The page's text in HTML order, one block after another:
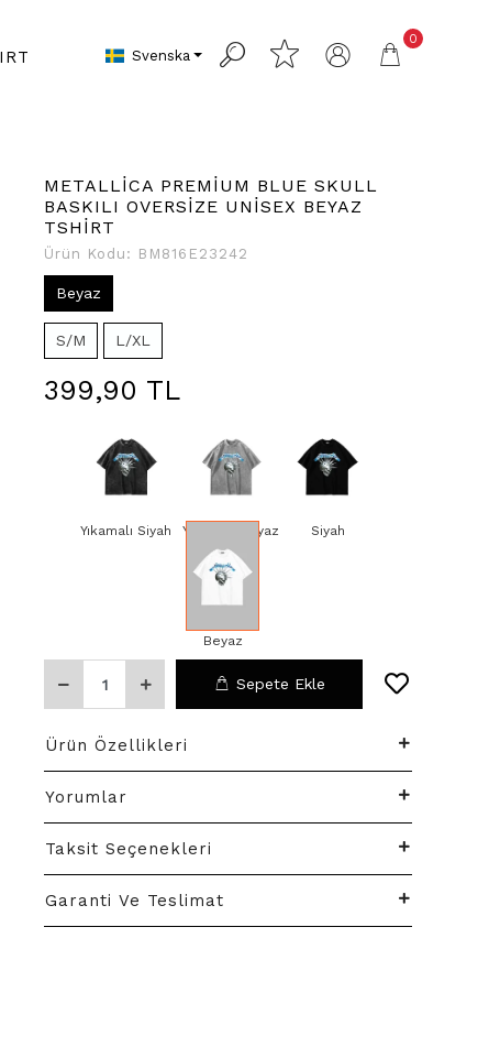
Svenska
0
METALLİCA PREMİUM BLUE SKULL
BASKILI OVERSİZE UNİSEX BEYAZ
TSHİRT
Ürün Kodu: BM816E23242
Beyaz
S/M L/XL
399,90 TL
Yıkamalı Siyah Yıkamalı Beyaz Siyah
Beyaz
Sepete Ekle
Ürün Özellikleri
Yorumlar
Taksit Seçenekleri
Garanti Ve Teslimat